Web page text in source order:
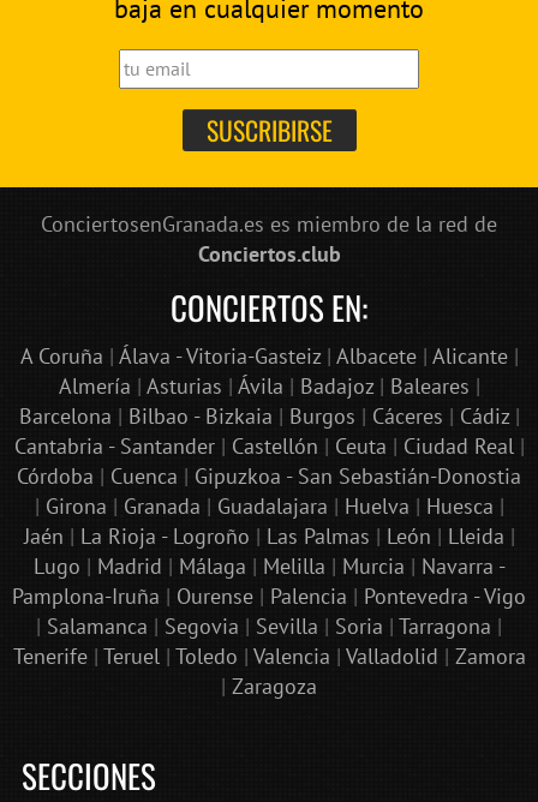
baja en cualquier momento
ConciertosenGranada.es es miembro de la red de
Conciertos.club
CONCIERTOS EN:
A Coruña | Álava - Vitoria-Gasteiz| Albacete| Alicante|
Almería | Asturias | Ávila | Badajoz| Baleares |
Barcelona | Bilbao - Bizkaia | Burgos | Cáceres | Cádiz|
Cantabria - Santander| Castellón | Ceuta | Ciudad Real|
Córdoba | Cuenca | Gipuzkoa - San Sebastián-Donostia
| Girona | Granada | Guadalajara | Huelva | Huesca |
Jaén | La Rioja - Logroño | Las Palmas | León | Lleida |
Lugo | Madrid | Málaga | Melilla | Murcia | Navarra -
Pamplona-Iruña | Ourense | Palencia | Pontevedra - Vigo
| Salamanca | Segovia | Sevilla | Soria | Tarragona |
Tenerife| Teruel| Toledo | Valencia | Valladolid | Zamora
| Zaragoza
SECCIONES